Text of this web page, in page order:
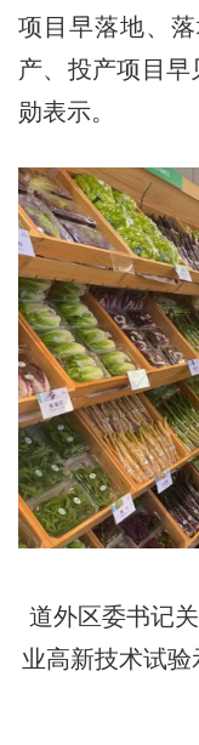
项目早落地、
产、投产项目早
勋表示。
道外区委书记
业高新技术试